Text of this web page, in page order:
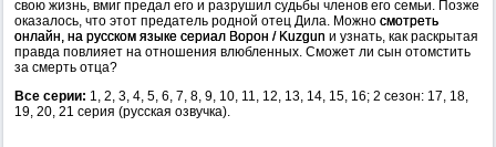
свою жизнь, вмиг предал его и разрушил судьбы членов его семьи. Позже
оказалось, что этот предатель родной отец Дила. Можно смотреть
онлайн, на русском языке сериал Ворон / Kuzgun и узнать, как раскрытая
правда повлияет на отношения влюбленных. Сможет ли сын отомстить
за смерть отца?
Все серии: 1, 2, 3, 4, 5, 6, 7, 8, 9, 10, 11, 12, 13, 14, 15, 16; 2 сезон: 17, 18,
19, 20, 21 серия (русская озвучка).